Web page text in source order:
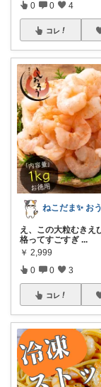
0 0 4
コレ
え、この大粒むきえ
格ってすごすぎ ...
￥ 2,999
0 0 3
コレ